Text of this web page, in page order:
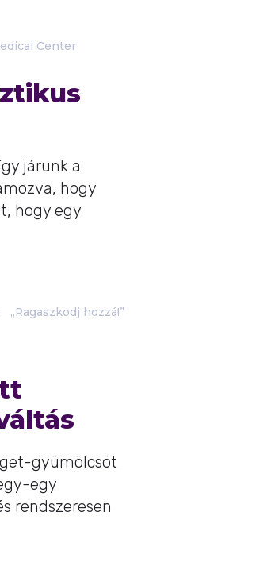
Center
járunk a
hogy
hogy egy
„Ragaszkodj hozzá!”
gyümölcsöt
egy
rendszeresen